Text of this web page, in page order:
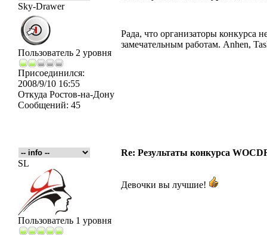
Sky-Drawer
Пользователь 2 уровня
Присоединился:
2008/9/10 16:55
Откуда Ростов-на-Дону
Сообщений: 45
Рада, что организаторы конкурса
замечательным работам. Anhen,
Re: Результаты конкурса
SL
Пользователь 1 уровня
Девочки вы лучшие!